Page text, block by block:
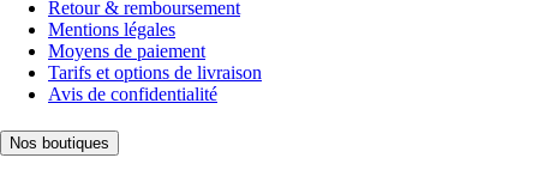
Retour & remboursement
Mentions légales
Moyens de paiement
Tarifs et options de livraison
Avis de confidentialité
Nos boutiques